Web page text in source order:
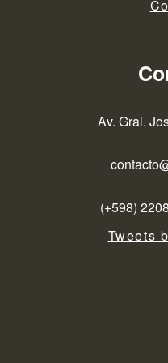
Av. Gral.
(+598)
Tweets